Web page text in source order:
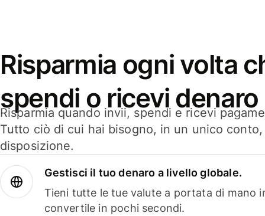
Risparmia ogni volta
spendi o ricevi denaro
Risparmia quando invii, spendi e ricevi
Tutto ciò di cui hai bisogno, in un unico
disposizione.
Gestisci il tuo denaro a livello globale.
Tieni tutte le tue valute a portata di mano
convertile in pochi secondi.